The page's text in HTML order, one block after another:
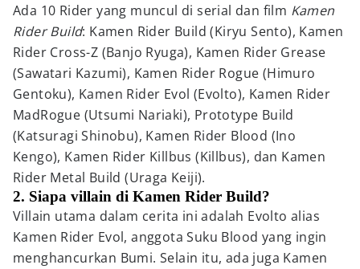
Ada 10 Rider yang muncul di serial dan film Kamen
Rider Build: Kamen Rider Build (Kiryu Sento), Kamen
Rider Cross-Z (Banjo Ryuga), Kamen Rider Grease
(Sawatari Kazumi), Kamen Rider Rogue (Himuro
Gentoku), Kamen Rider Evol (Evolto), Kamen Rider
MadRogue (Utsumi Nariaki), Prototype Build
(Katsuragi Shinobu), Kamen Rider Blood (Ino
Kengo), Kamen Rider Killbus (Killbus), dan Kamen
Rider Metal Build (Uraga Keiji).
2. Siapa villain di Kamen Rider Build?
Villain utama dalam cerita ini adalah Evolto alias
Kamen Rider Evol, anggota Suku Blood yang ingin
menghancurkan Bumi. Selain itu, ada juga Kamen